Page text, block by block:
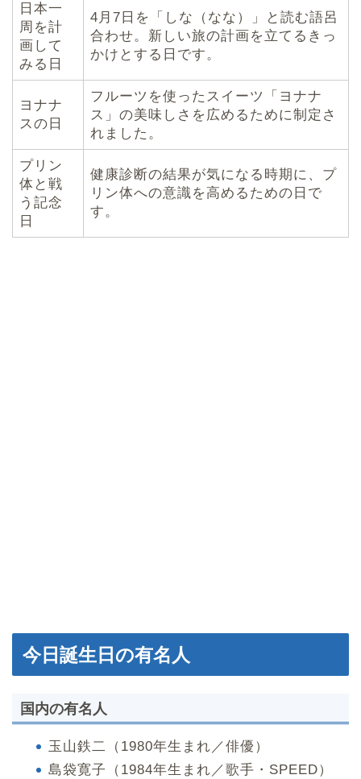
日本一
周を計
画して
みる日
4月7日を「しな（なな）」と読む語呂
合わせ。新しい旅の計画を立てるきっ
かけとする日です。
ヨナナ
スの日
フルーツを使ったスイーツ「ヨナナ
ス」の美味しさを広めるために制定さ
れました。
プリン
体と戦
う記念
日
健康診断の結果が気になる時期に、プ
リン体への意識を高めるための日で
す。
今日誕生日の有名人
国内の有名人
玉山鉄二（1980年生まれ／俳優）
島袋寛子（1984年生まれ／歌手・SPEED）